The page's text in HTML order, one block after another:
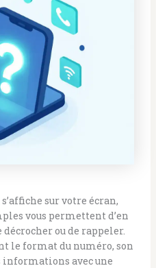
sur votre écran,
vous permettent d’en
ou de rappeler.
le format du numéro, son
avec une